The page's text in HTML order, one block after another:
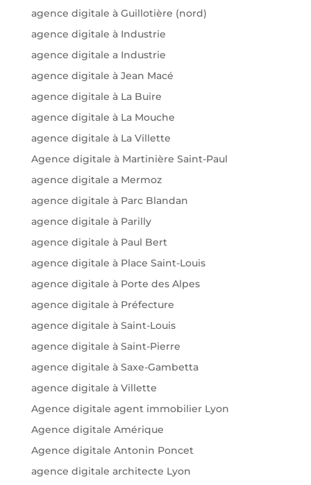
agence digitale à Guillotière (nord)
agence digitale à Industrie
agence digitale a Industrie
agence digitale à Jean Macé
agence digitale à La Buire
agence digitale à La Mouche
agence digitale à La Villette
Agence digitale à Martinière Saint-Paul
agence digitale a Mermoz
agence digitale à Parc Blandan
agence digitale à Parilly
agence digitale à Paul Bert
agence digitale à Place Saint-Louis
agence digitale à Porte des Alpes
agence digitale à Préfecture
agence digitale à Saint-Louis
agence digitale à Saint-Pierre
agence digitale à Saxe-Gambetta
agence digitale à Villette
Agence digitale agent immobilier Lyon
Agence digitale Amérique
Agence digitale Antonin Poncet
agence digitale architecte Lyon